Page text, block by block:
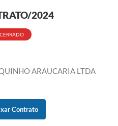
2024
ARAUCARIA LTDA
Contrato